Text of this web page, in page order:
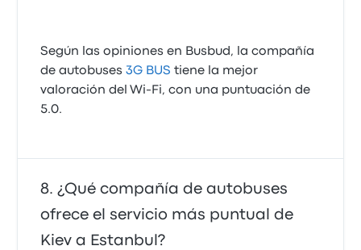
Según las opiniones en Busbud, la compañía
de autobuses3G BUS tiene la mejor
valoración del Wi-Fi, con una puntuación de
5.0.
¿Qué compañía de autobuses
ofrece el servicio más puntual de
Kiev a Estanbul?